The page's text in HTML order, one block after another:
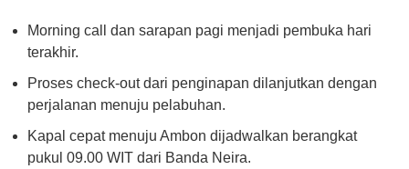
Morning call dan sarapan pagi menjadi pembuka hari
terakhir.
Proses check-out dari penginapan dilanjutkan dengan
perjalanan menuju pelabuhan.
Kapal cepat menuju Ambon dijadwalkan berangkat
pukul 09.00 WIT dari Banda Neira.